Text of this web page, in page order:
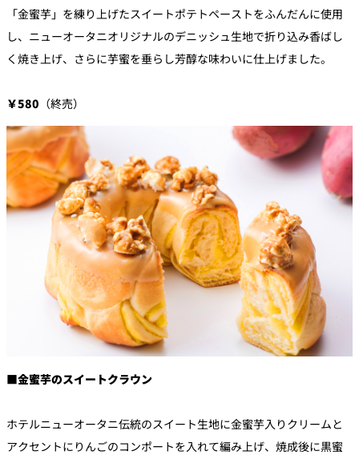
「金蜜芋」 を練り上げたスイートポテトペーストをふんだんに使用
し、 ニューオータニオリジナルのデニッシュ生地で折り込み香ばし
く焼き上げ、さらに芋蜜を垂らし芳醇な味わいに仕上げました。
￥580 （終売）
■金蜜芋のスイートクラウン
ホテルニューオータニ伝統のスイート生地に金蜜芋入りクリームと
アクセントにりんごのコンポートを入れて編み上げ、焼成後に黒蜜